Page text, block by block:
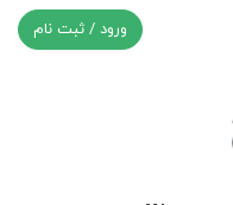
ورود / ثبت نام